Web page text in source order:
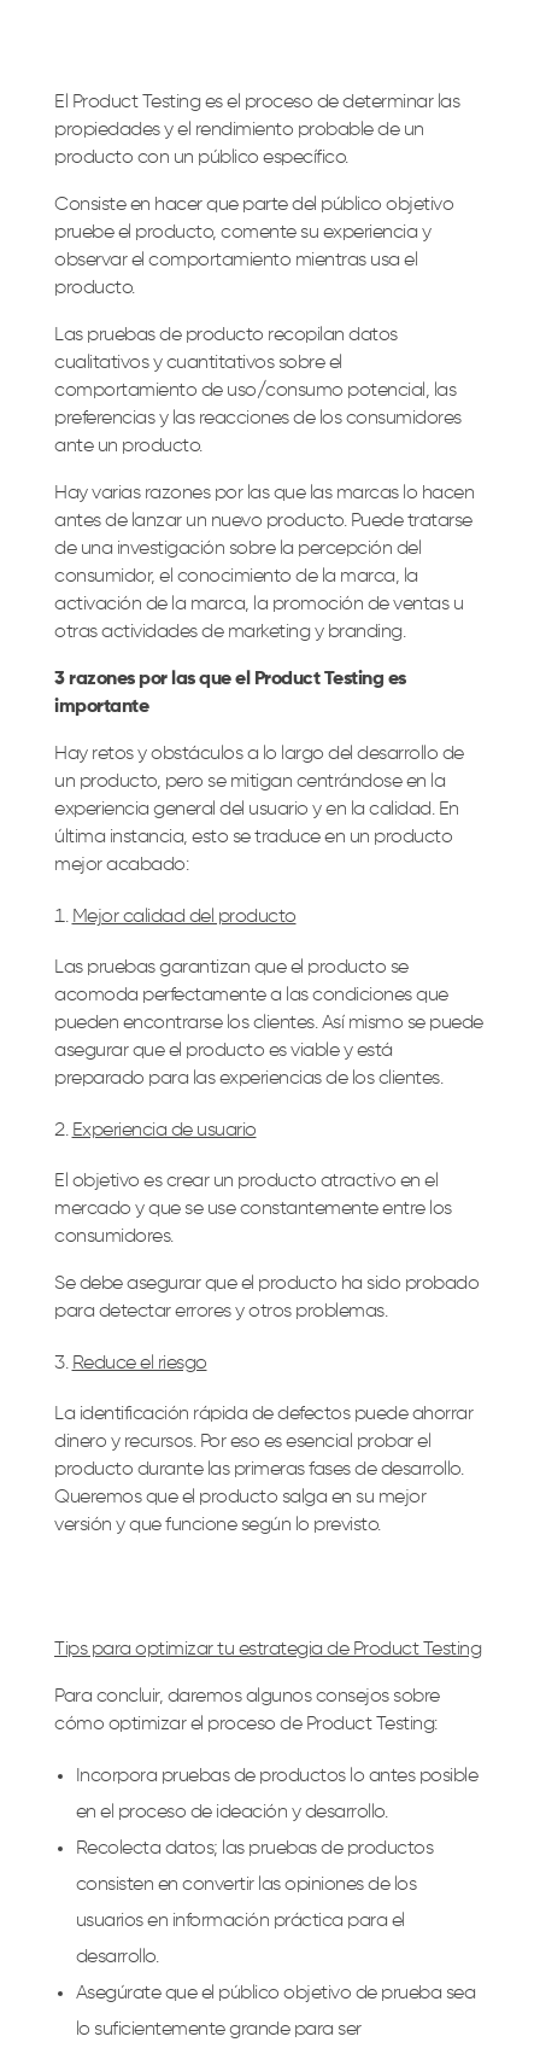
El Product Testing es el proceso de determinar las
propiedades y el rendimiento probable de un
producto con un público específico.
Consiste en hacer que parte del público objetivo
pruebe el producto, comente su experiencia y
observar el comportamiento mientras usa el
producto.
Las pruebas de producto recopilan datos
cualitativos y cuantitativos sobre el
comportamiento de uso/consumo potencial, las
preferencias y las reacciones de los consumidores
ante un producto.
Hay varias razones por las que las marcas lo hacen
antes de lanzar un nuevo producto. Puede tratarse
de una investigación sobre la percepción del
consumidor, el conocimiento de la marca, la
activación de la marca, la promoción de ventas u
otras actividades de marketing y branding.
3 razones por las que el Product Testing es
importante
Hay retos y obstáculos a lo largo del desarrollo de
un producto, pero se mitigan centrándose en la
experiencia general del usuario y en la calidad. En
última instancia, esto se traduce en un producto
mejor acabado:
Mejor calidad del producto
Las pruebas garantizan que el producto se
acomoda perfectamente a las condiciones que
pueden encontrarse los clientes. Así mismo se puede
asegurar que el producto es viable y está
preparado para las experiencias de los clientes.
Experiencia de usuario
El objetivo es crear un producto atractivo en el
mercado y que se use constantemente entre los
consumidores.
Se debe asegurar que el producto ha sido probado
para detectar errores y otros problemas.
Reduce el riesgo
La identificación rápida de defectos puede ahorrar
dinero y recursos. Por eso es esencial probar el
producto durante las primeras fases de desarrollo.
Queremos que el producto salga en su mejor
versión y que funcione según lo previsto.
Tips para optimizar tu estrategia de Product Testing
Para concluir, daremos algunos consejos sobre
cómo optimizar el proceso de Product Testing:
Incorpora pruebas de productos lo antes posible
en el proceso de ideación y desarrollo.
Recolecta datos; las pruebas de productos
consisten en convertir las opiniones de los
usuarios en información práctica para el
desarrollo.
Asegúrate que el público objetivo de prueba sea
lo suficientemente grande para ser